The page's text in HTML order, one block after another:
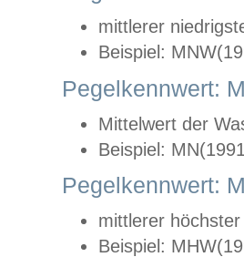
mittlerer
Beispiel:
Pegelkennwert:
Mittelwert der
Beispiel:
Pegelkennwert:
mittlerer
Beispiel: